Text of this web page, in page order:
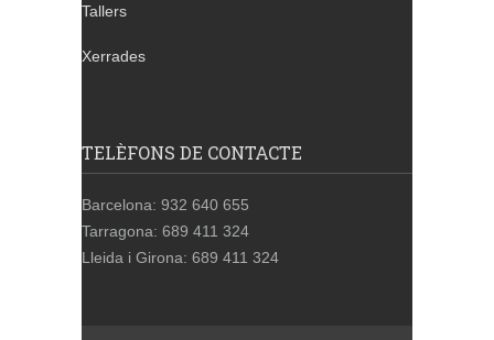
Tallers
Xerrades
TELÈFONS DE CONTACTE
Barcelona: 932 640 655
Tarragona: 689 411 324
Lleida i Girona: 689 411 324